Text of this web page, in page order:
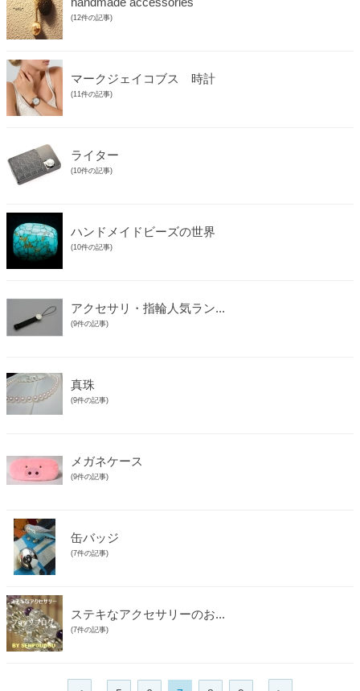
(12件の記事)
マークジェイコブス 時計
(11件の記事)
ライター
(10件の記事)
ハンドメイドビーズの世界
(10件の記事)
アクセサリ・指輪人気ラン...
(9件の記事)
真珠
(9件の記事)
メガネケース
(9件の記事)
缶バッジ
(7件の記事)
ステキなアクセサリーのお...
(7件の記事)